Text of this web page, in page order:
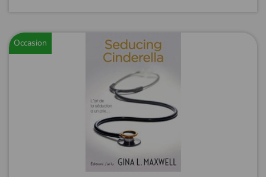
Occasion